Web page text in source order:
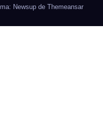
Newsup de Themeansar